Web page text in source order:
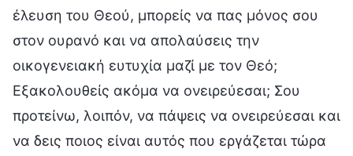
έλευση του Θεού, μπορείς να πας μόνος σου
στον ουρανό και να απολαύσεις την
οικογενειακή ευτυχία μαζί με τον Θεό;
Εξακολουθείς ακόμα να ονειρεύεσαι; Σου
προτείνω, λοιπόν, να πάψεις να ονειρεύεσαι και
να δεις ποιος είναι αυτός που εργάζεται τώρα